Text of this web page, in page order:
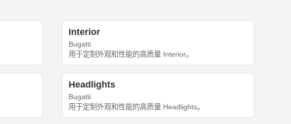
Interior
Bugatti
用于定制外观和性能的高质量 Interior。
Headlights
Bugatti
用于定制外观和性能的高质量 Headlights。